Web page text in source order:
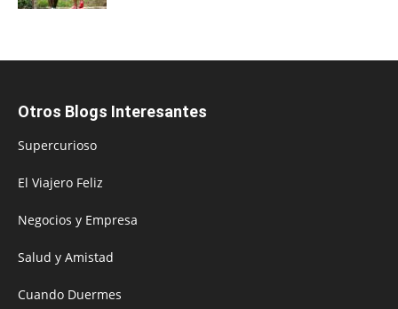
Otros Blogs Interesantes
Supercurioso
El Viajero Feliz
Negocios y Empresa
Salud y Amistad
Cuando Duermes